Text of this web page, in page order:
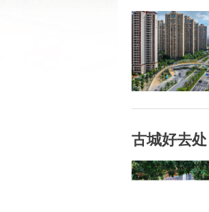
古城好去